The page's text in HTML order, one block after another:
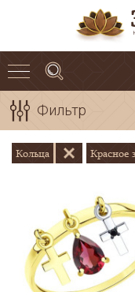
Фильтр
Кольца Красное